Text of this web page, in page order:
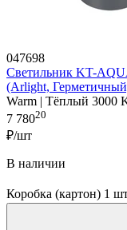
047698
Светильник KT-
(Arlight,
Warm | Тёплый 3000
7 78020
₽/шт
В наличии
Коробка (картон) 1